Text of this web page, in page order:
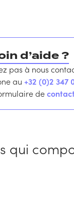
d’aide ?
pas à nous
au +32 (0)2 347
de
qui